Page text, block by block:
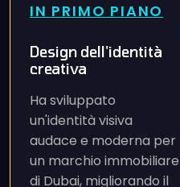
IN PRIMO PIANO
Design dell'identità
creativa
Ha sviluppato
un'identità visiva
audace e moderna per
un marchio immobiliare
di Dubai, migliorando il